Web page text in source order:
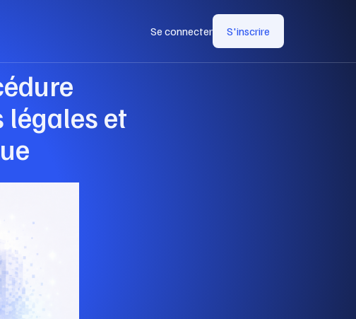
Se connecter S'inscrire
et